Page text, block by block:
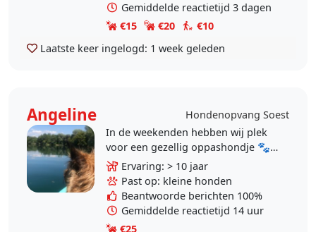
Gemiddelde reactietijd 3 dagen
€15
€20
€10
Laatste keer ingelogd: 1 week geleden
Angeline
Hondenopvang Soest
In de weekenden hebben wij plek
voor een gezellig oppashondje 🐾
Wij passen op kleine tot
middelgrote honden (tot ca. 15 kg)
of een lieve senior...
Ervaring: > 10 jaar
Past op: kleine honden
Beantwoorde berichten 100%
Gemiddelde reactietijd 14 uur
€25